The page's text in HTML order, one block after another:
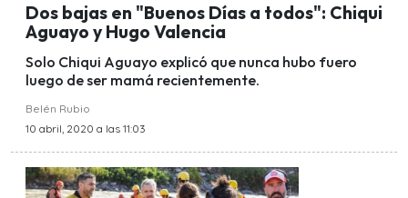
Dos bajas en "Buenos Días a todos": Chiqui
Aguayo y Hugo Valencia
Solo Chiqui Aguayo explicó que nunca hubo fuero
luego de ser mamá recientemente.
Belén Rubio
10 abril, 2020 a las 11:03